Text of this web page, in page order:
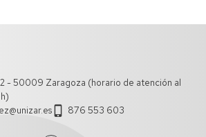
- 50009 Zaragoza (horario de atención al
876 553 603